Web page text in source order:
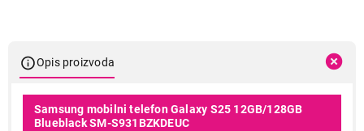
Opis proizvoda
Samsung mobilni telefon Galaxy S25 12GB/128GB
Blueblack SM-S931BZKDEUC